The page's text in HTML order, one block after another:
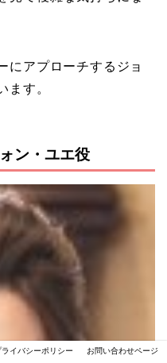
にアプローチするジョ
ます。
ン・ユエ役
ライバシーポリシー お問い合わせページ